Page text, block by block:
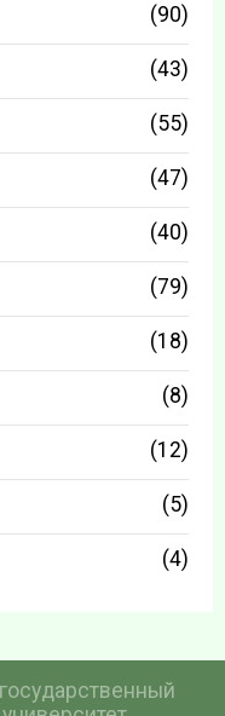
(90)
(43)
(55)
(47)
(40)
(79)
(18)
(8)
(12)
(5)
(4)